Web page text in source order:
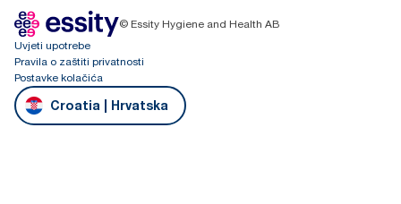
© Essity Hygiene and Health AB
Uvjeti upotrebe
Pravila o zaštiti privatnosti
Postavke kolačića
Croatia | Hrvatska